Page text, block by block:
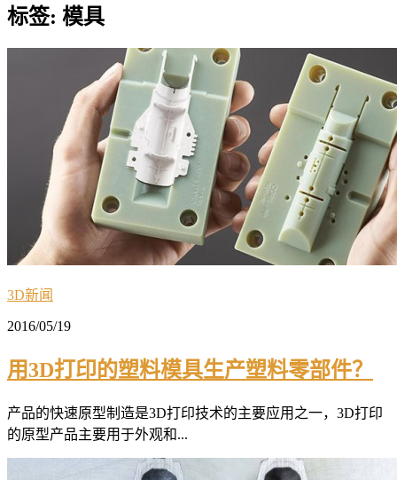
标签: 模具
3D新闻
2016/05/19
用3D打印的塑料模具生产塑料零部件？
产品的快速原型制造是3D打印技术的主要应用之一，3D打印
的原型产品主要用于外观和...